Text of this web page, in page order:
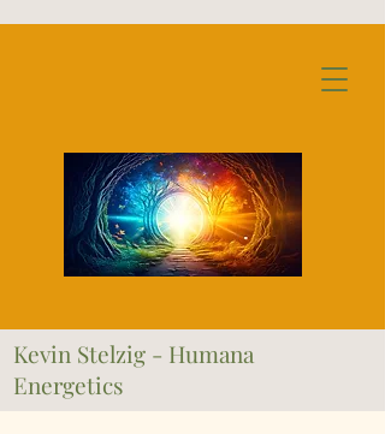
Kevin Stelzig - Humana
Energetics